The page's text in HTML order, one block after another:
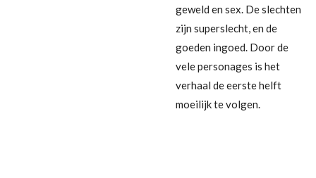
geweld en sex. De slechten
zijn superslecht, en de
goeden ingoed. Door de
vele personages is het
verhaal de eerste helft
moeilijk te volgen.